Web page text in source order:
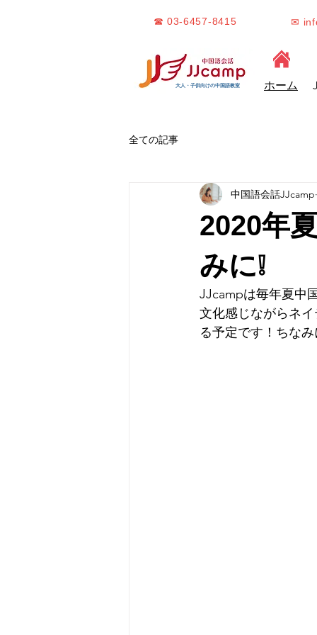
☎ 03-6457-8415 ✉
大人・子供向けの中国語教室 ホーム
全ての記事
2020年
みに❕
中国語会話JJcamp
JJcampは毎年夏中
文化感じながらネ
る予定です！ちな